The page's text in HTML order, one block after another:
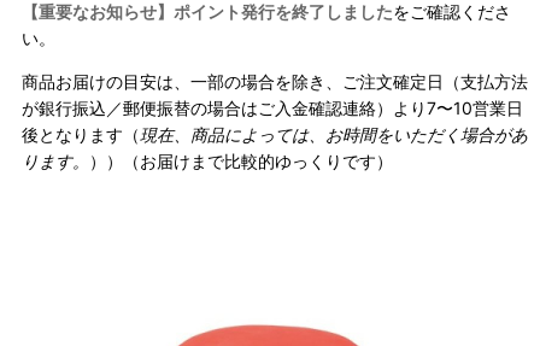
【重要なお知らせ】ポイント発行を終了しましたをご確認くださ
い。
商品お届けの目安は、一部の場合を除き、ご注文確定日（支払方法
が銀行振込／郵便振替の場合はご入金確認連絡）より7〜10営業日
後となります（現在、商品によっては、お時間をいただく場合があ
ります。 ））（お届けまで比較的ゆっくりです）